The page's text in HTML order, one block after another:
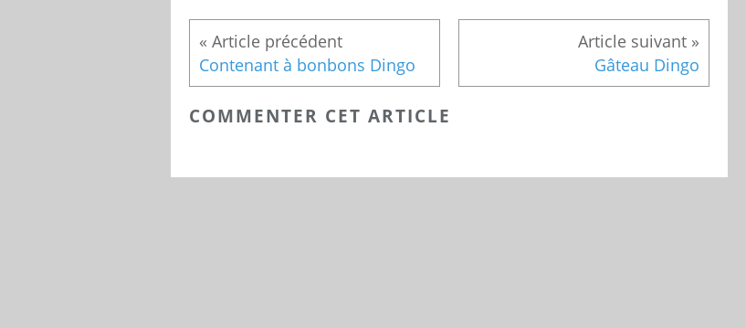
Contenant à bonbons Dingo Gâteau Dingo
COMMENTER CET ARTICLE